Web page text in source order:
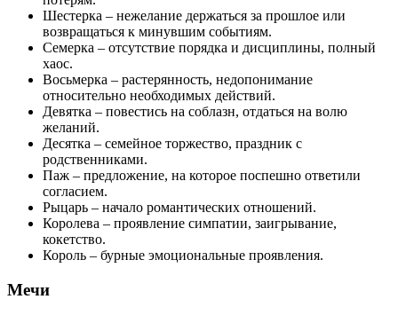
Шестерка – нежелание держаться за прошлое или
возвращаться к минувшим событиям.
Семерка – отсутствие порядка и дисциплины, полный
хаос.
Восьмерка – растерянность, недопонимание
относительно необходимых действий.
Девятка – повестись на соблазн, отдаться на волю
желаний.
Десятка – семейное торжество, праздник с
родственниками.
Паж – предложение, на которое поспешно ответили
согласием.
Рыцарь – начало романтических отношений.
Королева – проявление симпатии, заигрывание,
кокетство.
Король – бурные эмоциональные проявления.
Мечи